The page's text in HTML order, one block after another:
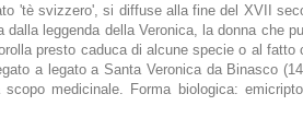
'tè svizzero', si diffuse alla fine del XVII
leggenda della Veronica, la donna che
presto caduca di alcune specie o al fatto
a legato a Santa Veronica da Binasco
medicinale. Forma biologica: